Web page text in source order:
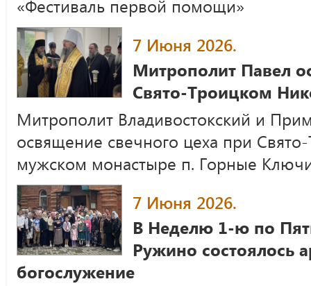
«Фестиваль первой помощи»
7 Июня 2026.
Митрополит Павел
Свято-Троицком
Митрополит Владивостокский и
освящение свечного цеха при
мужском монастыре п. Горные
7 Июня 2026.
В Неделю 1-ю по
Ружино состоялось
богослужение